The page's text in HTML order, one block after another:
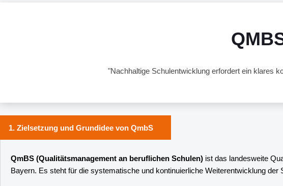
"Nachhaltige Schulentwicklung erfordert ein klares
1. Zielsetzung und Grundidee von QmbS
QmBS (Qualitätsmanagement an beruflichen Schulen) ist das landesweite
Bayern. Es steht für die systematische und kontinuierliche Weiterentwicklung der